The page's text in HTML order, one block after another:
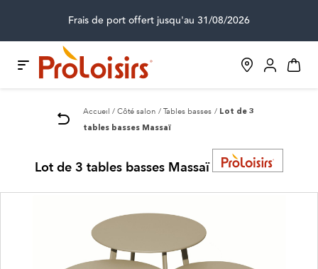
Frais de port offert jusqu'au 31/08/2026
Accueil Côté salon Tables basses Lot de 3
tables basses Massaï
Lot de 3 tables basses Massaï